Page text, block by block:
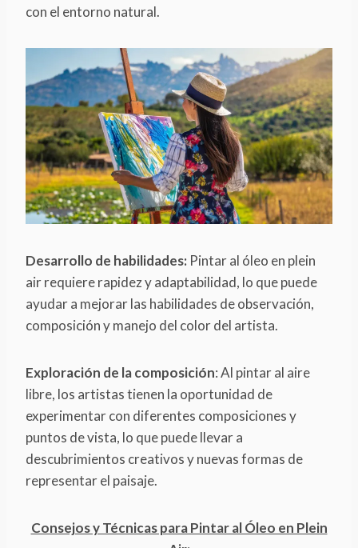
con el entorno natural.
Desarrollo de habilidades: Pintar al óleo en plein
air requiere rapidez y adaptabilidad, lo que puede
ayudar a mejorar las habilidades de observación,
composición y manejo del color del artista.
Exploración de la composición: Al pintar al aire
libre, los artistas tienen la oportunidad de
experimentar con diferentes composiciones y
puntos de vista, lo que puede llevar a
descubrimientos creativos y nuevas formas de
representar el paisaje.
Consejos y Técnicas para Pintar al Óleo en Plein